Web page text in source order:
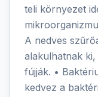
teli környezet
A nedves
alakulhatnak
fújják. •
kedvez a